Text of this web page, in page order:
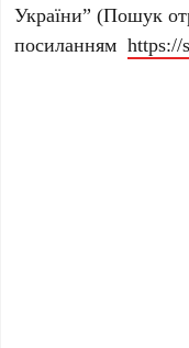
України” (Пошук
посиланнямhttps://